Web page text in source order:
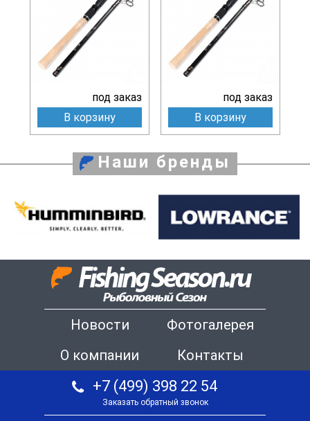
под заказ
В корзину
под заказ
В корзину
Наши бренды
Новости
Фотогалерея
О компании
Контакты
+7 (499) 398 22 54
Заказать обратный звонок